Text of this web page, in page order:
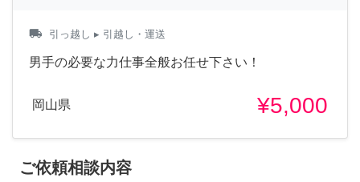
local_shipping 引っ越し ▸ 引越し・運送
男手の必要な力仕事全般お任せ下さい！
岡山県 ¥5,000
ご依頼相談内容